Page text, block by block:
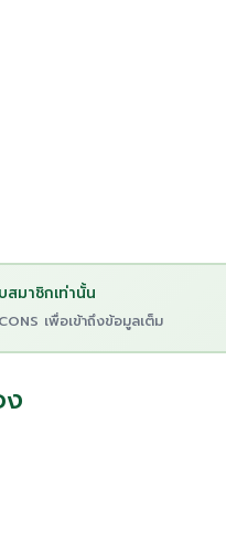
มาชิกเท่านั้น
เพื่อเข้าถึงข้อมูลเต็ม
ง